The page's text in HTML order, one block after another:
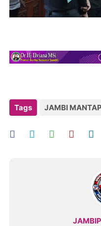
Tags JAMBI MANTAP